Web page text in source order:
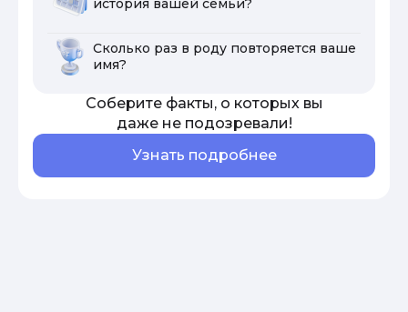
история вашей семьи?
Сколько раз в роду повторяется ваше
имя?
Соберите факты, о которых вы
даже не подозревали!
Узнать подробнее